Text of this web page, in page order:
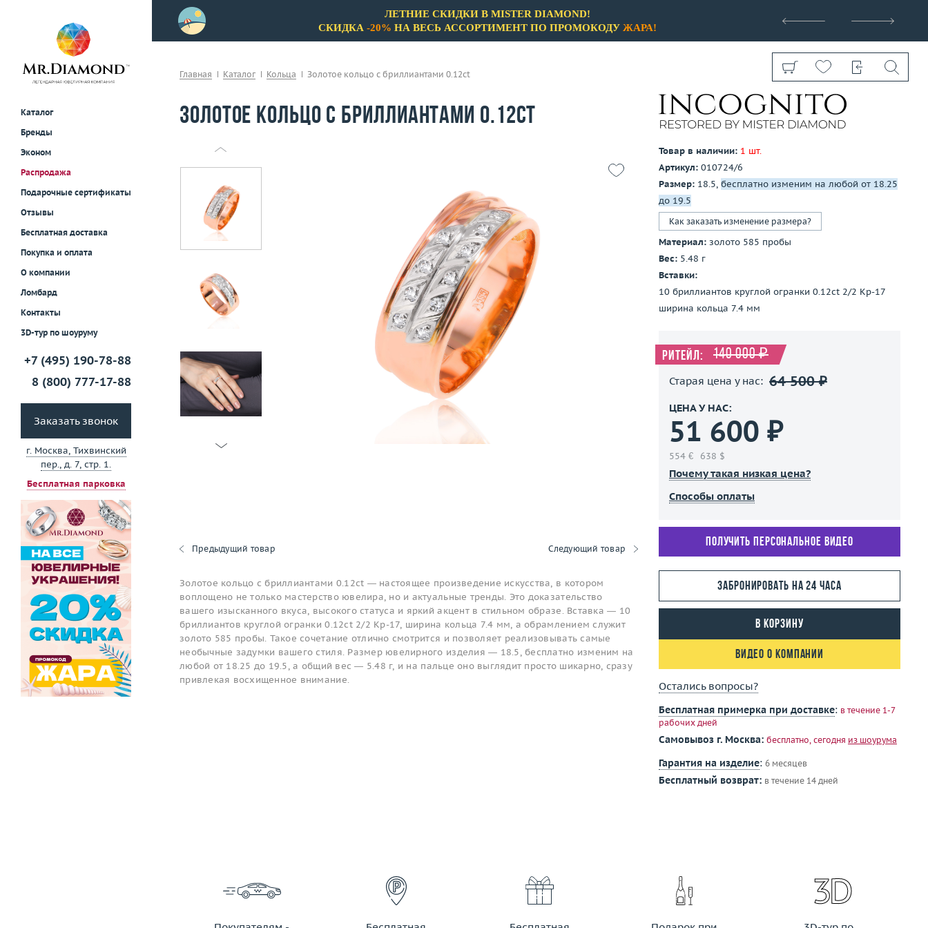
Каталог
Бренды
Эконом
Распродажа
Подарочные сертификаты
Отзывы
Бесплатная доставка
Покупка и оплата
О компании
Ломбард
Контакты
3D-тур по шоуруму
+7 (495) 190-78-88
8 (800) 777-17-88
Заказать звонок
г. Москва, Тихвинский
пер., д. 7, стр. 1.
Бесплатная парковка
примерки!
ЛЕТНИЕ СКИДКИ В MISTER DIAMOND!
СКИДКА -20% НА ВЕСЬ АССОРТИМЕНТ ПО ПРОМОКОДУ ЖАРА!
Показать все
Главная Каталог Кольца Золотое кольцо с бриллиантами 0.12ct
Золотое кольцо с бриллиантами 0.12ct
Предыдущий товар Следующий товар
Золотое кольцо с бриллиантами 0.12ct — настоящее произведение искусства, в котором
воплощено не только мастерство ювелира, но и актуальные тренды. Это доказательство
вашего изысканного вкуса, высокого статуса и яркий акцент в стильном образе. Вставка — 10
бриллиантов круглой огранки 0.12ct 2/2 Кр-17, ширина кольца 7.4 мм, а обрамлением служит
золото 585 пробы. Такое сочетание отлично смотрится и позволяет реализовывать самые
необычные задумки вашего стиля. Размер ювелирного изделия — 18.5, бесплатно изменим на
любой от 18.25 до 19.5, а общий вес — 5.48 г, и на пальце оно выглядит просто шикарно, сразу
привлекая восхищенное внимание.
Товар в наличии: 1 шт.
Артикул: 010724/6
Размер: 18.5, бесплатно изменим на любой от 18.25
до 19.5
Как заказать изменение размера?
Материал: золото 585 пробы
Вес: 5.48 г
Вставки:
10 бриллиантов круглой огранки 0.12ct 2/2 Кр-17
ширина кольца 7.4 мм
Ритейл: 140 000 ₽
Старая цена у нас: 64 500 ₽
ЦЕНА У НАС:
51 600 ₽
554 € 638 $
Почему такая низкая цена?
Способы оплаты
Получить персональное видео
Забронировать на 24 часа
В корзину
Видео о компании
Остались вопросы?
Бесплатная примерка при доставке: в течение 1-7
рабочих дней
Самовывоз г. Москва: бесплатно, сегодня из шоурума
Гарантия на изделие: 6 месяцев
Бесплатный возврат: в течение 14 дней